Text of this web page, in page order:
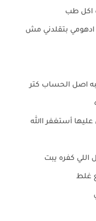
اكل طب
ادهومي بتقلدني مش
اصل الحساب كتر
أستغفر االله
اللي كفره يبت
غلط